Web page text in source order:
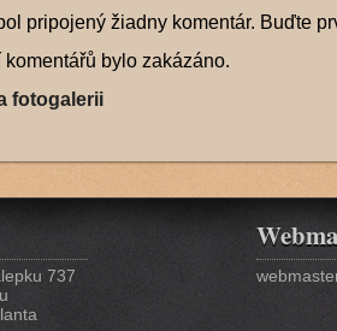
pripojený žiadny komentár. Buďte
komentářů bylo zakázáno.
fotogalerii
737